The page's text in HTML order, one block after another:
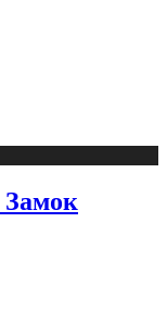
Замок